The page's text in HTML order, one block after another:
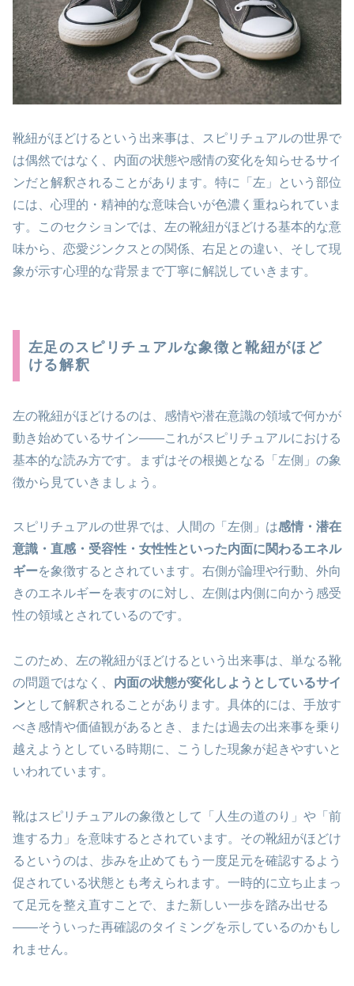
靴紐がほどけるという出来事は、スピリチュアルの世界で
は偶然ではなく、内面の状態や感情の変化を知らせるサイ
ンだと解釈されることがあります。特に「左」という部位
には、心理的・精神的な意味合いが色濃く重ねられていま
す。このセクションでは、左の靴紐がほどける基本的な意
味から、恋愛ジンクスとの関係、右足との違い、そして現
象が示す心理的な背景まで丁寧に解説していきます。
左足のスピリチュアルな象徴と靴紐がほど
ける解釈
左の靴紐がほどけるのは、感情や潜在意識の領域で何かが
動き始めているサイン——これがスピリチュアルにおける
基本的な読み方です。まずはその根拠となる「左側」の象
徴から見ていきましょう。
スピリチュアルの世界では、人間の「左側」は感情・潜在
意識・直感・受容性・女性性といった内面に関わるエネル
ギーを象徴するとされています。右側が論理や行動、外向
きのエネルギーを表すのに対し、左側は内側に向かう感受
性の領域とされているのです。
このため、左の靴紐がほどけるという出来事は、単なる靴
の問題ではなく、 内面の状態が変化しようとしているサイ
ン として解釈されることがあります。具体的には、手放す
べき感情や価値観があるとき、または過去の出来事を乗り
越えようとしている時期に、こうした現象が起きやすいと
いわれています。
靴はスピリチュアルの象徴として「人生の道のり」や「前
進する力」を意味するとされています。その靴紐がほどけ
るというのは、歩みを止めてもう一度足元を確認するよう
促されている状態とも考えられます。一時的に立ち止まっ
て足元を整え直すことで、また新しい一歩を踏み出せる
——そういった再確認のタイミングを示しているのかもし
れません。